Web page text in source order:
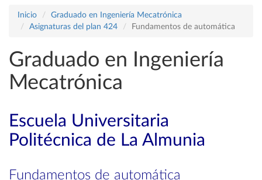
Inicio
Graduado en Ingeniería Mecatrónica
Asignaturas del plan 424
Fundamentos de automática
Graduado en Ingeniería
Mecatrónica
Escuela Universitaria
Politécnica de La Almunia
Fundamentos de automática